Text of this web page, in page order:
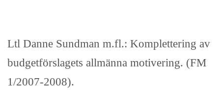
Ltl Danne Sundman m.fl.: Komplettering av
budgetförslagets allmänna motivering. (FM
1/2007-2008).